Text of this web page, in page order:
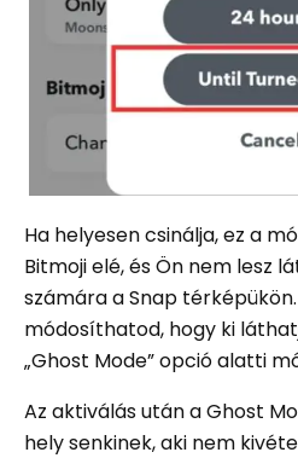
Ha helyesen csinálja, ez a
Bitmoji elé, és Ön nem lesz
számára a Snap
módosíthatod, hogy ki
„Ghost Mode” opció alatti
Az aktiválás után a Ghost
hely senkinek, aki nem